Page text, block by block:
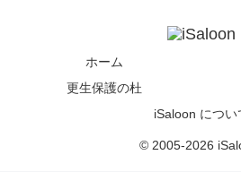
ホーム
更生保護の杜
iSaloon につい
© 2005-2026